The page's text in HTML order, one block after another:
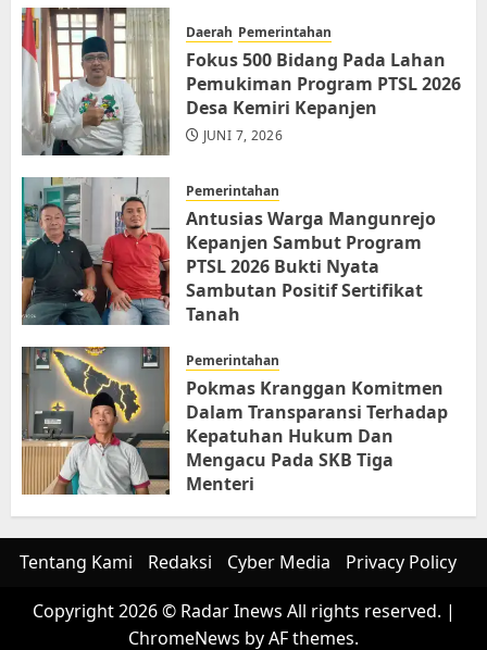
Daerah Pemerintahan
Fokus 500 Bidang Pada Lahan
Pemukiman Program PTSL 2026
Desa Kemiri Kepanjen
JUNI 7, 2026
Pemerintahan
Antusias Warga Mangunrejo
Kepanjen Sambut Program
PTSL 2026 Bukti Nyata
Sambutan Positif Sertifikat
Tanah
Pemerintahan
Pokmas Kranggan Komitmen
Dalam Transparansi Terhadap
Kepatuhan Hukum Dan
Mengacu Pada SKB Tiga
Menteri
Tentang Kami Redaksi Cyber Media Privacy Policy
Copyright 2026 © Radar Inews All rights reserved. |
ChromeNews by AF themes.